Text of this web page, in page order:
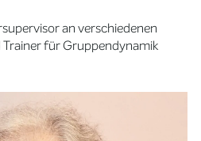
an verschiedenen
für Gruppendynamik